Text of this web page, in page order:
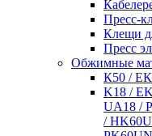
Пресс-
Клещи
Пресс
Обжимные
К50 /
K18 /
UA18 /
/